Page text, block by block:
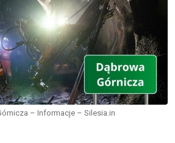
– Informacje – Silesia.in